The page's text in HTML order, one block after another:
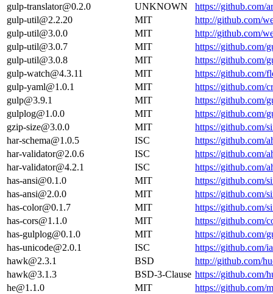
gulp-translator@0.2.0 UNKNOWN
https://github.com/
gulp-util@2.2.20
MIT
http://github.com/
gulp-util@3.0.0
MIT
http://github.com/
gulp-util@3.0.7
MIT
https://github.com/
gulp-util@3.0.8
MIT
https://github.com/
gulp-watch@4.3.11
MIT
https://github.com/
gulp-yaml@1.0.1
MIT
https://github.com/
gulp@3.9.1
MIT
https://github.com/
gulplog@1.0.0
MIT
https://github.com/
gzip-size@3.0.0
MIT
https://github.com/
har-schema@1.0.5
ISC
https://github.com/
har-validator@2.0.6
ISC
https://github.com/
har-validator@4.2.1
ISC
https://github.com/
has-ansi@0.1.0
MIT
https://github.com/
has-ansi@2.0.0
MIT
https://github.com/
has-color@0.1.7
MIT
https://github.com/
has-cors@1.1.0
MIT
https://github.com/
has-gulplog@0.1.0
MIT
https://github.com/
has-unicode@2.0.1
ISC
https://github.com/
hawk@2.3.1
BSD
http://github.com/
hawk@3.1.3
BSD-3-Clause https://github.com/
he@1.1.0
MIT
https://github.com/